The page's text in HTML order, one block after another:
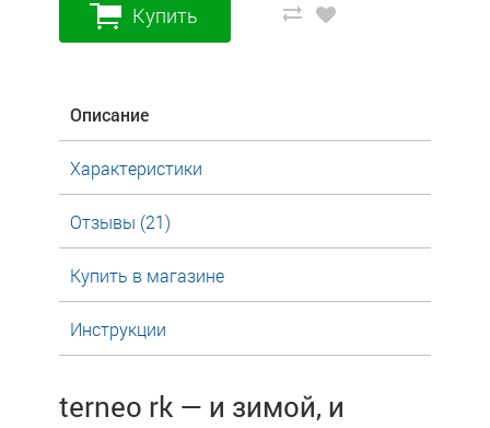
Купить
Описание
Характеристики
Отзывы (21)
Купить в магазине
Инструкции
terneo rk — и зимой, и